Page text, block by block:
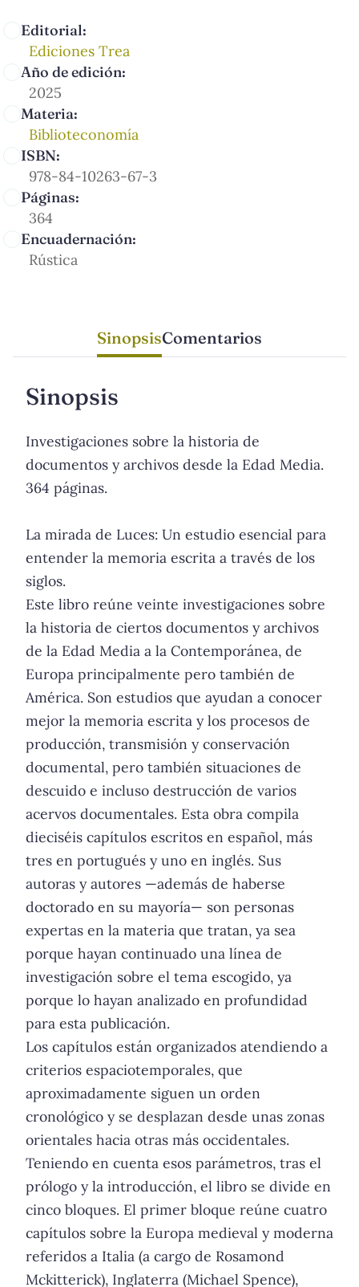
Editorial:
Ediciones Trea
Año de edición:
2025
Materia:
Biblioteconomía
ISBN:
978-84-10263-67-3
Páginas:
364
Encuadernación:
Rústica
SinopsisComentarios
Sinopsis
Investigaciones sobre la historia de
documentos y archivos desde la Edad Media.
364 páginas.
La mirada de Luces: Un estudio esencial para
entender la memoria escrita a través de los
siglos.
Este libro reúne veinte investigaciones sobre
la historia de ciertos documentos y archivos
de la Edad Media a la Contemporánea, de
Europa principalmente pero también de
América. Son estudios que ayudan a conocer
mejor la memoria escrita y los procesos de
producción, transmisión y conservación
documental, pero también situaciones de
descuido e incluso destrucción de varios
acervos documentales. Esta obra compila
dieciséis capítulos escritos en español, más
tres en portugués y uno en inglés. Sus
autoras y autores —además de haberse
doctorado en su mayoría— son personas
expertas en la materia que tratan, ya sea
porque hayan continuado una línea de
investigación sobre el tema escogido, ya
porque lo hayan analizado en profundidad
para esta publicación.
Los capítulos están organizados atendiendo a
criterios espaciotemporales, que
aproximadamente siguen un orden
cronológico y se desplazan desde unas zonas
orientales hacia otras más occidentales.
Teniendo en cuenta esos parámetros, tras el
prólogo y la introducción, el libro se divide en
cinco bloques. El primer bloque reúne cuatro
capítulos sobre la Europa medieval y moderna
referidos a Italia (a cargo de Rosamond
Mckitterick), Inglaterra (Michael Spence),